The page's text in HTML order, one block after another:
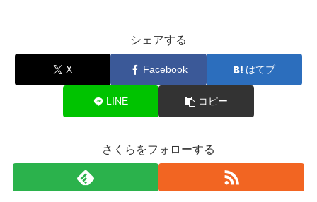
シェアする
X Facebook はてブ
LINE コピー
さくらをフォローする